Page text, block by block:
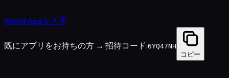
World Appを入手
既にアプリをお持ちの方 → 招待コード:6YQ47NH
コピー